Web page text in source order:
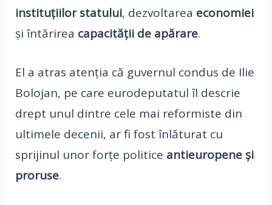
instituțiilor statului, dezvoltarea economiei
și întărirea capacității de apărare.
El a atras atenția că guvernul condus de Ilie
Bolojan, pe care eurodeputatul îl descrie
drept unul dintre cele mai reformiste din
ultimele decenii, ar fi fost înlăturat cu
sprijinul unor forțe politice antieuropene și
proruse.